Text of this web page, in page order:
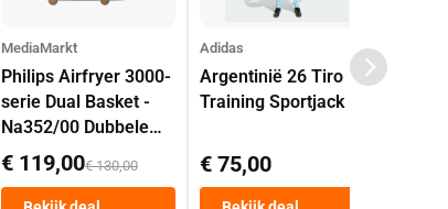
MediaMarkt
Philips Airfryer 3000-
serie Dual Basket -
Na352/00 Dubbele
Mand 9 L Tot 6
Personen
Heteluchtfriteuse
€ 119,00€ 130,00
Adidas
Argentinië 26 Tiro
Training Sportjack
€ 75,00